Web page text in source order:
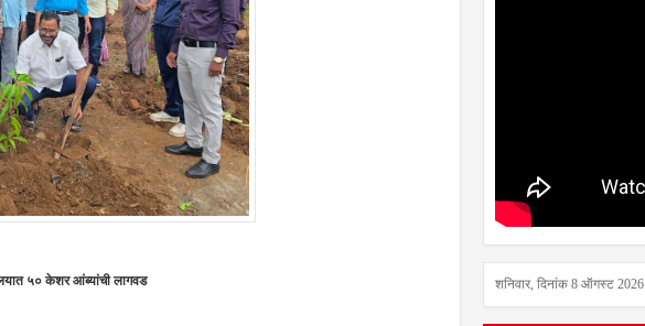
५० केशर आंब्यांची लागवड शनिवार, दिनांक 8 ऑगस्ट 2026